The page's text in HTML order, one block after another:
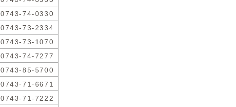
0743-74-0330
0743-73-2334
0743-73-1070
0743-74-7277
0743-85-5700
0743-71-6671
0743-71-7222